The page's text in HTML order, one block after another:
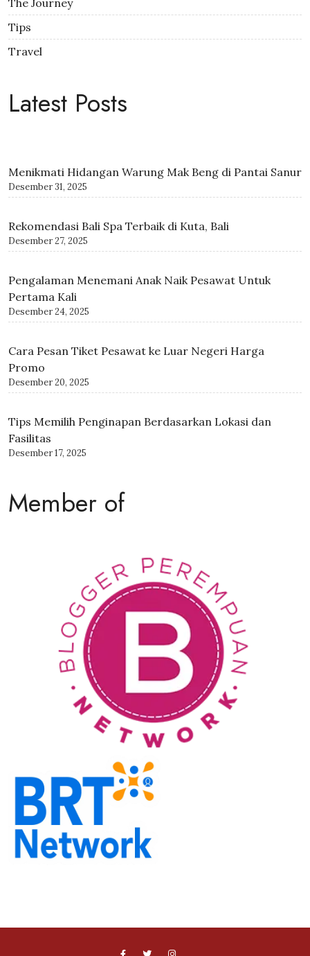
Tips
Travel
Latest Posts
Menikmati Hidangan Warung Mak Beng di Pantai Sanur
Desember 31, 2025
Rekomendasi Bali Spa Terbaik di Kuta, Bali
Desember 27, 2025
Pengalaman Menemani Anak Naik Pesawat Untuk
Pertama Kali
Desember 24, 2025
Cara Pesan Tiket Pesawat ke Luar Negeri Harga
Promo
Desember 20, 2025
Tips Memilih Penginapan Berdasarkan Lokasi dan
Fasilitas
Desember 17, 2025
Member of